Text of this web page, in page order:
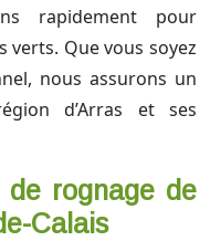
rapidement pour
verts. Que vous soyez
nous assurons un
d’Arras et ses
de rognage de
Calais